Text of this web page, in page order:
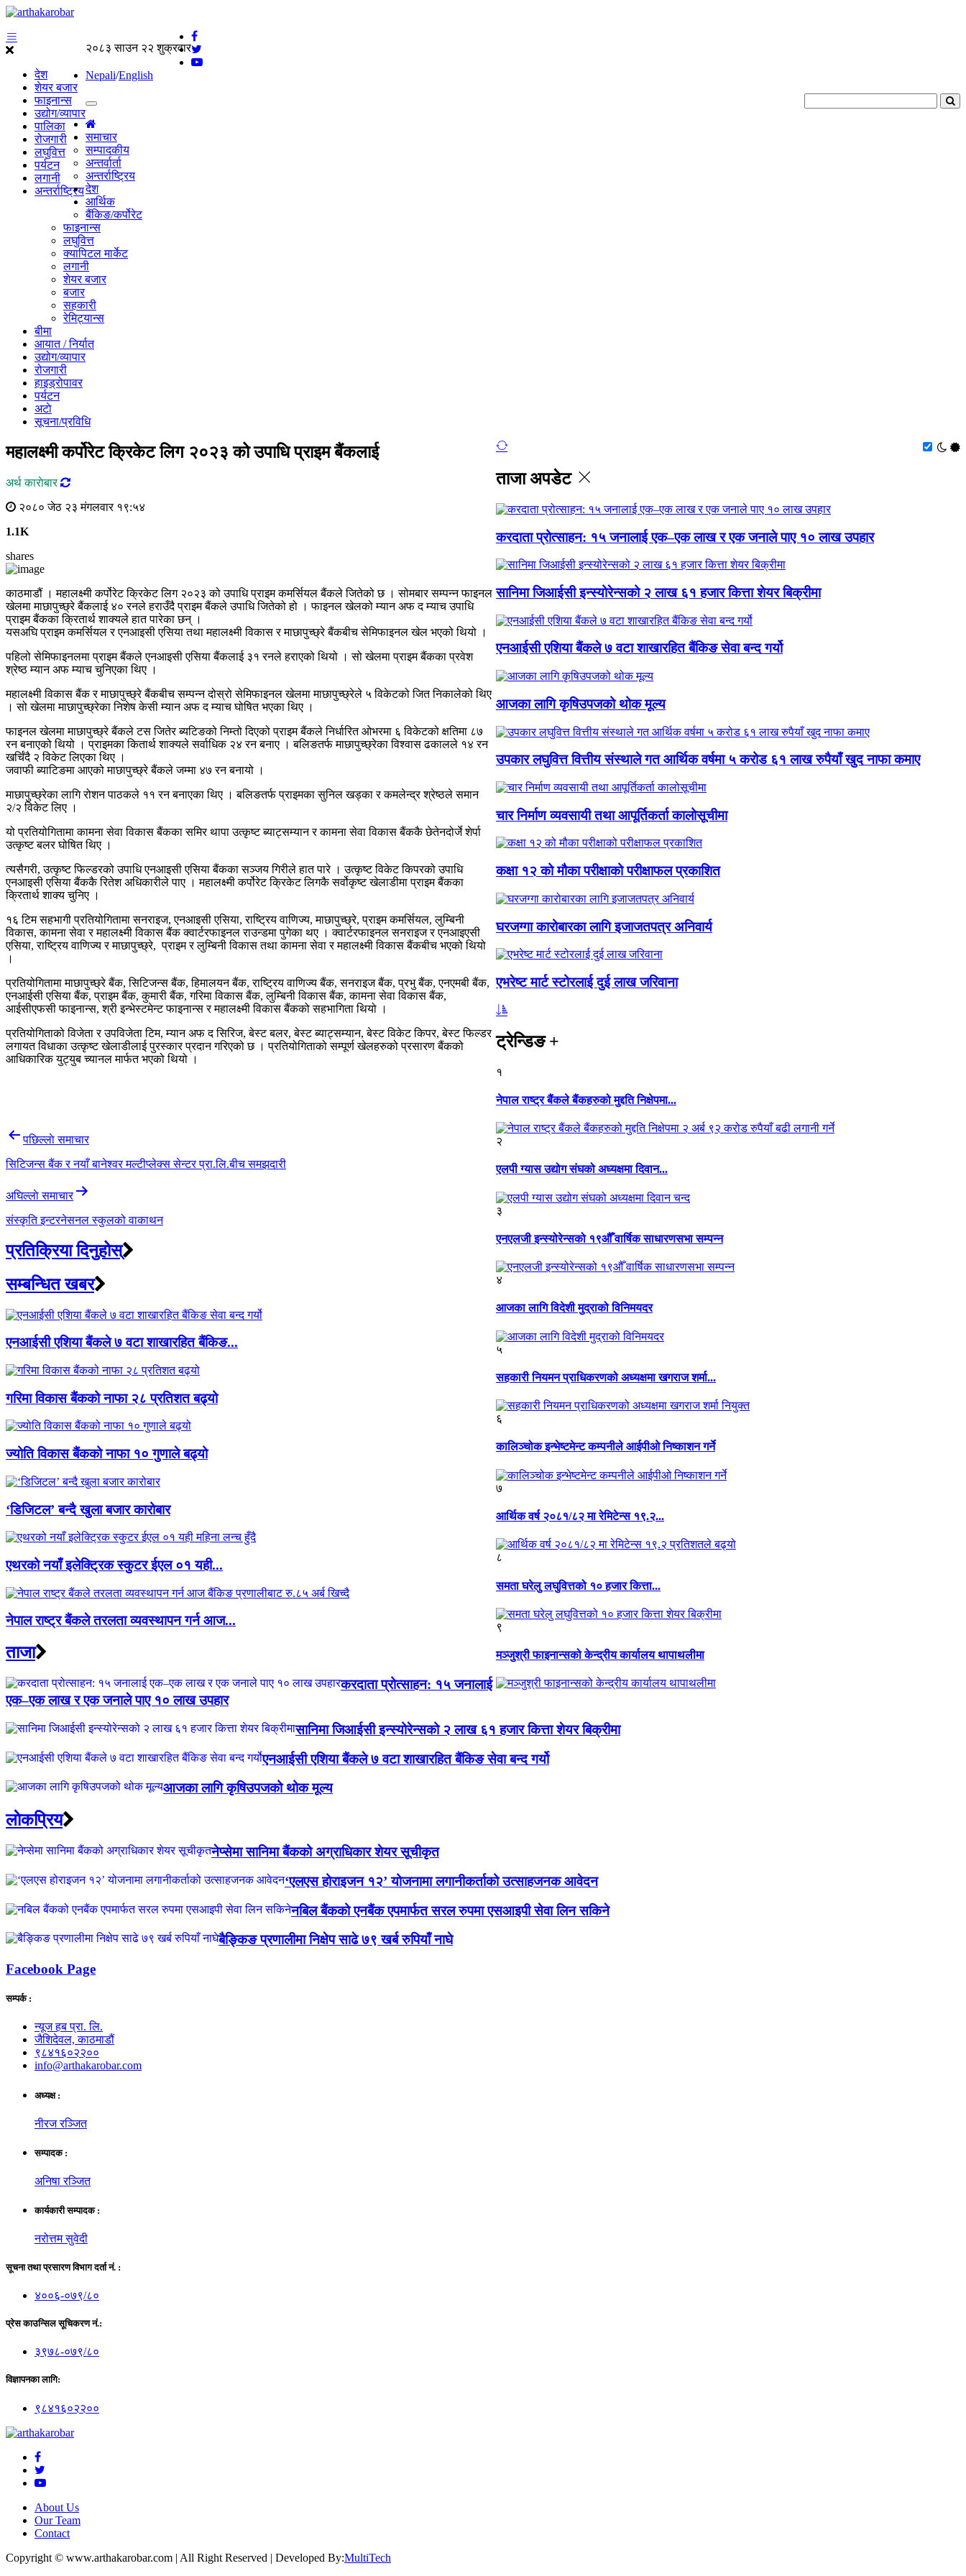
देश
शेयर बजार
फाइनान्स
उद्योग/व्यापार
पालिका
रोजगारी
लघुवित्त
पर्यटन
लगानी
अन्तर्राष्ट्रिय
२०८३ साउन २२ शुक्रवार
Nepali/English
समाचार
सम्पादकीय
अन्तर्वार्ता
अन्तर्राष्ट्रिय
देश
आर्थिक
बैंकिङ/कर्पोरेट
फाइनान्स
लघुवित्त
क्यापिटल मार्केट
लगानी
शेयर बजार
बजार
सहकारी
रेमिट्यान्स
बीमा
आयात / निर्यात
उद्योग/व्यापार
रोजगारी
हाइड्रोपावर
पर्यटन
अटाे
सूचना/प्रविधि
ताजा अपडेट
करदाता प्रोत्साहन: १५ जनालाई एक–एक लाख र एक जनाले पाए १० लाख उपहार
सानिमा जिआईसी इन्स्योरेन्सको २ लाख ६१ हजार कित्ता शेयर बिक्रीमा
एनआईसी एशिया बैंकले ७ वटा शाखारहित बैंकिङ सेवा बन्द गर्यो
आजका लागि कृषिउपजको थोक मूल्य
उपकार लघुवित्त वित्तीय संस्थाले गत आर्थिक वर्षमा ५ करोड ६१ लाख रुपैयाँ खुद नाफा कमाए
चार निर्माण व्यवसायी तथा आपूर्तिकर्ता कालोसूचीमा
कक्षा १२ को मौका परीक्षाको परीक्षाफल प्रकाशित
घरजग्गा कारोबारका लागि इजाजतपत्र अनिवार्य
एभरेष्ट मार्ट स्टोरलाई दुई लाख जरिवाना
ट्रेन्डिङ+
१
नेपाल राष्ट्र बैंकले बैंकहरुको मुद्दति निक्षेपमा...
२
एलपी ग्यास उद्योग संघको अध्यक्षमा दिवान...
३
एनएलजी इन्स्योरेन्सको १९औँ वार्षिक साधारणसभा सम्पन्न
४
आजका लागि विदेशी मुद्राको विनिमयदर
५
सहकारी नियमन प्राधिकरणको अध्यक्षमा खगराज शर्मा...
६
कालिञ्चोक इन्भेष्टमेन्ट कम्पनीले आईपीओ निष्काशन गर्ने
७
आर्थिक वर्ष २०८१/८२ मा रेमिटेन्स १९.२...
८
समता घरेलु लघुवित्तको १० हजार कित्ता...
९
मञ्जुश्री फाइनान्सको केन्द्रीय कार्यालय थापाथलीमा
महालक्ष्मी कर्पोरेट क्रिकेट लिग २०२३ को उपाधि प्राइम बैंकलाई
अर्थ काराेबार
२०८० जेठ २३ मंगलवार १९:५४
1.1K
shares
काठमाडौं । महालक्ष्मी कर्पोरेट क्रिकेट लिग २०२३ को उपाधि प्राइम कमर्सियल बैंकले जितेको छ । सोमबार सम्पन्न फाइनल
खेलमा माछापुच्छ्रे बैंकलाई ४० रनले हराउँदै प्राइम बैंकले उपाधि जितेको हो । फाइनल खेलको म्यान अफ द म्याच उपाधि
प्राइम बैंकका क्रितार्थ शाक्यले हात पारेका छन् ।
यसअघि प्राइम कमर्सियल र एनआइसी एसिया तथा महालक्ष्मी विकास र माछापुच्छ्रे बैंकबीच सेमिफाइनल खेल भएको थियो ।
पहिलो सेमिफाइनलमा प्राइम बैंकले एनआइसी एसिया बैंकलाई ३१ रनले हराएको थियो । सो खेलमा प्राइम बैंकका प्रवेश
श्रेष्ठ म्यान अफ म्याच चुनिएका थिए ।
महालक्ष्मी विकास बैंक र माछापुच्छ्रे बैंकबीच सम्पन्न दोस्रो सेमिफाइनल खेलमा माछापुच्छ्रेले ५ विकेटको जित निकालेको थिए
। सो खेलमा माछापुच्छ्रेका निशेष केसी म्यान अफ द म्याच घोषित भएका थिए ।
फाइनल खेलमा माछापुच्छ्रे बैंकले टस जितेर ब्यटिङको निम्तो दिएको प्राइम बैंकले निर्धारित ओभरमा ६ विकेटको क्षतिमा ८७
रन बनाएको थियो । प्राइमका कितार्थ शाक्यले सर्वाधिक २४ रन बनाए । बलिङतर्फ माछापुच्छ्रेका विश्वास ढकालले १४ रन
खर्चिंदै २ विकेट लिएका थिए ।
जवाफी ब्याटिङमा आएको माछापुच्छ्रे बैंकले जम्मा ४७ रन बनायो ।
माछापुच्छ्रेका लागि रोशन पाठकले ११ रन बनाएका थिए । बलिङतर्फ प्राइमका सुनिल खड्का र कमलेन्द्र श्रेष्ठले समान
२/२ विकेट लिए ।
यो प्रतियोगितामा कामना सेवा विकास बैंकका समिर थापा उत्कृष्ट ब्याट्सम्यान र कामना सेवा विकास बैंककै छेतेनदोर्जे शेर्पा
उत्कृष्ट बलर घोषित थिए ।
त्यसैगरी, उत्कृष्ट फिल्डरको उपाधि एनआइसी एसिया बैंकका सञ्जय गिरीले हात पारे । उत्कृष्ट विकेट किपरको उपाधि
एनआइसी एसिया बैंककै रितेश अधिकारीले पाए । महालक्ष्मी कर्पोरेट क्रिकेट लिगकै सर्वोकृष्ट खेलाडीमा प्राइम बैंकका
क्रितार्थ शाक्य चुनिए ।
१६ टिम सहभागी प्रतियोगितामा सनराइज, एनआइसी एसिया, राष्ट्रिय वाणिज्य, माछापुच्छ्रे, प्राइम कमर्सियल, लुम्बिनी
विकास, कामना सेवा र महालक्ष्मी विकास बैंक क्वार्टरफाइनल राउन्डमा पुगेका थए । क्वार्टरफाइनल सनराइज र एनआइएसी
एसिया, राष्ट्रिय वाणिज्य र माछापुच्छ्रे, प्राइम र लुम्बिनी विकास तथा कामना सेवा र महालक्ष्मी विकास बैंकबीच भएको थियो
।
प्रतियोगितामा माछापुच्छ्रे बैंक, सिटिजन्स बैंक, हिमालयन बैंक, राष्ट्रिय वाणिज्य बैंक, सनराइज बैंक, प्रभु बैंक, एनएमबी बैंक,
एनआईसी एसिया बैंक, प्राइम बैंक, कुमारी बैंक, गरिमा विकास बैंक, लुम्बिनी विकास बैंक, कामना सेवा विकास बैंक,
आईसीएफसी फाइनान्स, श्री इन्भेस्टमेन्ट फाइनान्स र महालक्ष्मी विकास बैंकको सहभागिता थियो ।
प्रतियोगिताको विजेता र उपविजेता टिम, म्यान अफ द सिरिज, बेस्ट बलर, बेस्ट ब्याट्सम्यान, बेस्ट विकेट किपर, बेस्ट फिल्डर
लगायत विधाका उत्कृष्ट खेलाडीलाई पुरस्कार प्रदान गरिएको छ । प्रतियोगिताको सम्पूर्ण खेलहरुको प्रसारण बैंकको
आधिकारिक युट्युब च्यानल मार्फत भएको थियो ।
Post
navigation
पछिल्लाे समाचार
सिटिजन्स बैंक र नयाँ बानेश्वर मल्टीप्लेक्स सेन्टर प्रा.लि.बीच समझदारी
अघिल्लाे समाचार
संस्कृति इन्टरनेसनल स्कुलको वाकाथन
प्रतिक्रिया दिनुहोस्
सम्बन्धित खबर
एनआईसी एशिया बैंकले ७ वटा शाखारहित बैंकिङ...
गरिमा विकास बैंकको नाफा २८ प्रतिशत बढ्यो
ज्योति विकास बैंकको नाफा १० गुणाले बढ्यो
‘डिजिटल’ बन्दै खुला बजार कारोबार
एथरको नयाँ इलेक्ट्रिक स्कुटर ईएल ०१ यही...
नेपाल राष्ट्र बैंकले तरलता व्यवस्थापन गर्न आज...
ताजा
करदाता प्रोत्साहन: १५ जनालाई
एक–एक लाख र एक जनाले पाए १० लाख उपहार
सानिमा जिआईसी इन्स्योरेन्सको २ लाख ६१ हजार कित्ता शेयर बिक्रीमा
एनआईसी एशिया बैंकले ७ वटा शाखारहित बैंकिङ सेवा बन्द गर्यो
आजका लागि कृषिउपजको थोक मूल्य
लाेकप्रिय
नेप्सेमा सानिमा बैंकको अग्राधिकार शेयर सूचीकृत
‘एलएस होराइजन १२’ योजनामा लगानीकर्ताको उत्साहजनक आवेदन
नबिल बैंकको एनबैंक एपमार्फत सरल रुपमा एसआइपी सेवा लिन सकिने
बैङ्किङ प्रणालीमा निक्षेप साढे ७९ खर्ब रुपियाँ नाघे
Facebook Page
सम्पर्क :
न्यूज हब प्रा. लि.
जैशिदेवल, काठमाडौं
९८४१६०२२००
info@arthakarobar.com
अध्यक्ष :
नीरज रञ्जित
सम्पादक :
अनिषा रञ्जित
कार्यकारी सम्पादक :
नरोत्तम सुवेदी
सूचना तथा प्रसारण विभाग दर्ता नं. :
४००६-०७९/८०
प्रेस काउन्सिल सूचिकरण नं.:
३९७८-०७९/८०
विज्ञापनका लागि:
९८४१६०२२००
About Us
Our Team
Contact
Copyright © www.arthakarobar.com | All Right Reserved | Developed By:MultiTech